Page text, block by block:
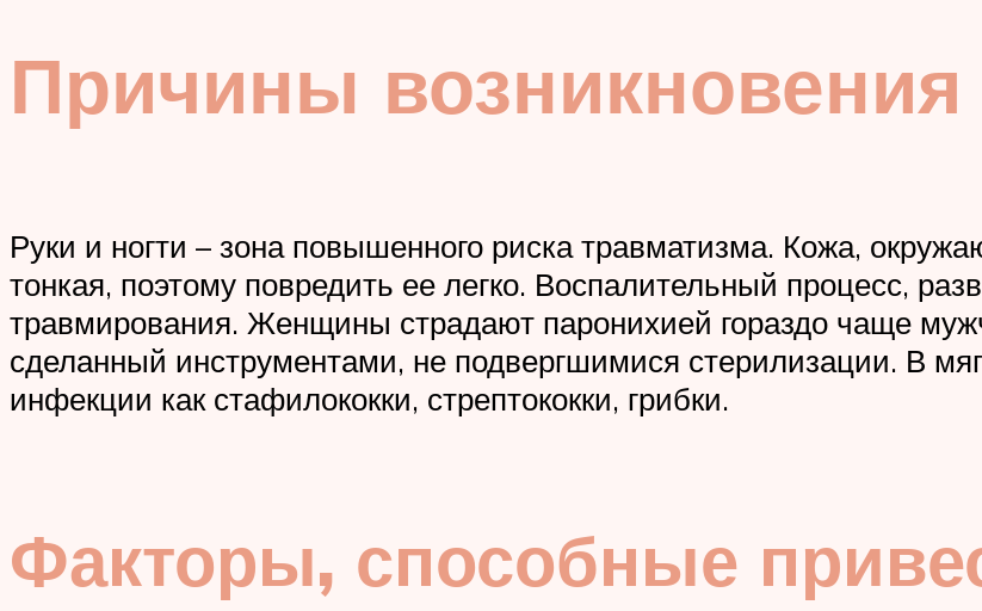
Причины возникновения
Руки и ногти – зона повышенного риска травматизма. Кожа,
тонкая, поэтому повредить ее легко. Воспалительный процесс,
травмирования. Женщины страдают паронихией гораздо чаще
сделанный инструментами, не подвергшимися стерилизации. В
инфекции как стафилококки, стрептококки, грибки.
Факторы, способные